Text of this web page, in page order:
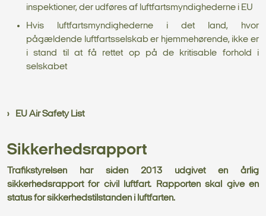
inspektioner, der udføres af luftfartsmyndighederne i EU
Hvis luftfartsmyndighederne i det land, hvor
pågældende luftfartsselskab er hjemmehørende, ikke er
i stand til at få rettet op på de kritisable forhold i
selskabet
EU Air Safety List
Sikkerhedsrapport
Trafikstyrelsen har siden 2013 udgivet en årlig
sikkerhedsrapport for civil luftfart. Rapporten skal give en
status for sikkerhedstilstanden i luftfarten.